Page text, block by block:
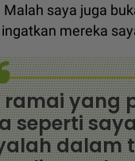
saya juga
mereka
ramai yang
seperti
dalam